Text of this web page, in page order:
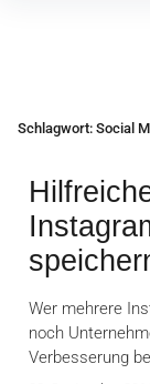
Schlagwort: Social
Wer mehrere
noch
Verbesserung